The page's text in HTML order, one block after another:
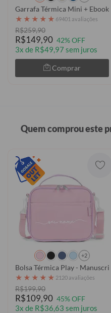
Garrafa Térmica Mini + Ebook
★ ★ ★ ★ ★ 69401 avaliações
R$259,90
R$149,90 42% OFF
3x de R$49,97 sem juros
Comprar
Quem comprou este
+2
Bolsa Térmica Play - Manuscrita
★ ★ ★ ★ ★ 2120 avaliações
R$199,90
R$109,90 45% OFF
3x de R$36,63 sem juros